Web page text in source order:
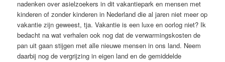
nadenken over asielzoekers in dit vakantiepark en mensen met
kinderen of zonder kinderen in Nederland die al jaren niet meer op
vakantie zijn geweest, tja. Vakantie is een luxe en oorlog niet? Ik
bedacht na wat verhalen ook nog dat de verwarmingskosten de
pan uit gaan stijgen met alle nieuwe mensen in ons land. Neem
daarbij nog de vergrijzing in eigen land en de gemiddelde